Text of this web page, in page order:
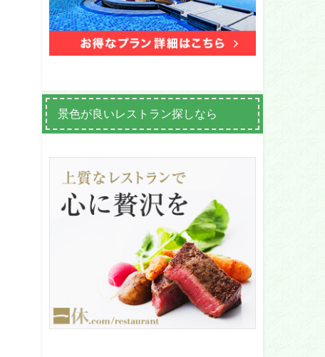
景色が良いレストラン探しなら